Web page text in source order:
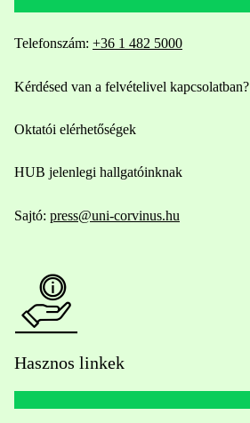
Telefonszám: +36 1 482 5000
Kérdésed van a felvételivel kapcsolatban?
Oktatói elérhetőségek
HUB jelenlegi hallgatóinknak
Sajtó: press@uni-corvinus.hu
Hasznos linkek